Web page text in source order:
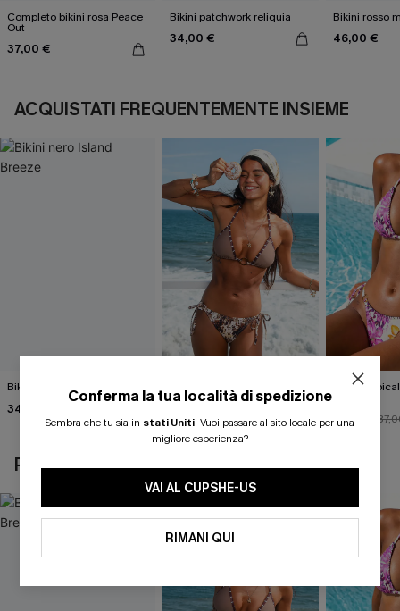
Completo bikini rosa Peace
Out
37,00 €
Bikini patchwork reliquia
34,00 €
Bikini rosso
46,00 €
ACQUISTATI FREQUENTEMENTE INSIEME
Bikini nero Island Breeze
34,00 €
animalier molto
27,00 €30,00 €
Bikini
33,00 €
POTREBBE INTERESSARTI ANCHE
Conferma la tua località di spedizione
Sembra che tu sia in stati Uniti. Vuoi passare al sito locale per una
migliore esperienza?
VAI AL CUPSHE-US
RIMANI QUI